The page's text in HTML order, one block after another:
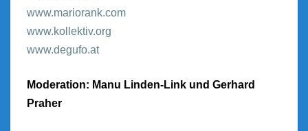
www.mariorank.com
www.kollektiv.org
www.degufo.at
Moderation: Manu Linden-Link und Gerhard
Praher